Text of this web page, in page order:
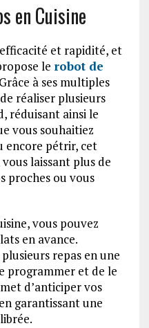
en Cuisine
et rapidité, et
le robot de
à ses multiples
réaliser plusieurs
réduisant ainsi le
vous souhaitiez
encore pétrir, cet
laissant plus de
proches ou vous
vous pouvez
en avance.
repas en une
programmer et de le
d’anticiper vos
garantissant une